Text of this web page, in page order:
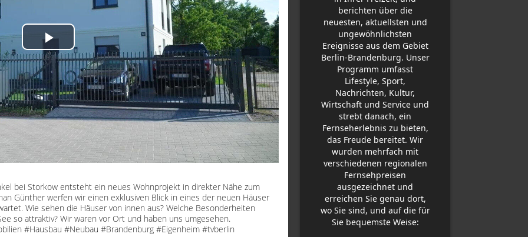
Boulevard
Zeit
im Gespräch
Berlin
für Deutschland
Play
Video
bei Storkow entsteht ein neues Wohnprojekt in direkter Nähe zum
Günther werfen wir einen exklusiven Blick in eines der neuen Häuser
Wie sehen die Häuser von innen aus? Welche Besonderheiten
so attraktiv? Wir waren vor Ort und haben uns umgesehen.
#Hausbau #Neubau #Brandenburg #Eigenheim #tvberlin
berichten über die
neuesten, aktuellsten und
ungewöhnlichsten
Ereignisse aus dem Gebiet
Berlin-Brandenburg. Unser
Programm umfasst
Lifestyle, Sport,
Nachrichten, Kultur,
Wirtschaft und Service und
strebt danach, ein
Fernseherlebnis zu bieten,
das Freude bereitet. Wir
wurden mehrfach mit
verschiedenen regionalen
Fernsehpreisen
ausgezeichnet und
erreichen Sie genau dort,
wo Sie sind, und auf die für
Sie bequemste Weise: